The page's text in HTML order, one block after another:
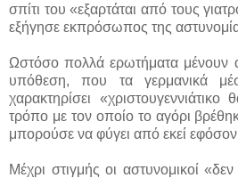
σπίτι του «εξαρτάται από τους
εξήγησε εκπρόσωπος της
Ωστόσο πολλά ερωτήματα μένουν
υπόθεση, που τα γερμανικά
χαρακτηρίσει
τρόπο με τον οποίο το αγόρι
μπορούσε να φύγει από εκεί
Μέχρι στιγμής οι αστυνομικοί